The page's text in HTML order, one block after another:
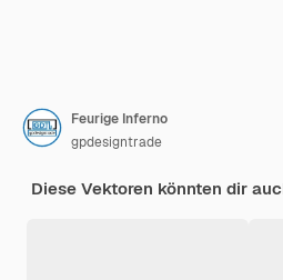
Feurige Inferno
gpdesigntrade
Diese Vektoren könnten dir